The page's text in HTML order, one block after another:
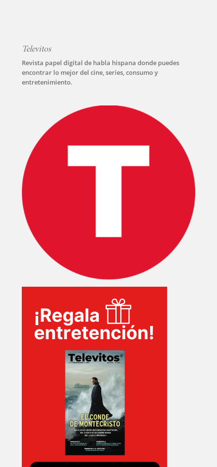
PLUS
Televitos
Revista papel digital de habla hispana donde puedes
encontrar lo mejor del cine, series, consumo y
entretenimiento.